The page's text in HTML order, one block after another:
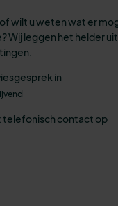
wilt u weten wat er
Wij leggen het helder
in
telefonisch contact op